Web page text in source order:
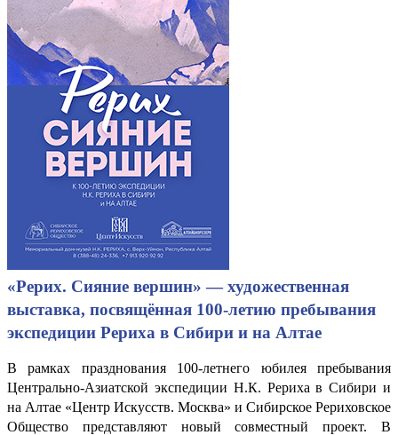
«Рерих. Сияние вершин» — художественная
выставка, посвящённая 100-летию пребывания
экспедиции Рериха в Сибири и на Алтае
В рамках празднования 100-летнего юбилея пребывания
Центрально-Азиатской экспедиции Н.К. Рериха в Сибири и
на Алтае «Центр Искусств. Москва» и Сибирское Рериховское
Общество представляют новый совместный проект. В